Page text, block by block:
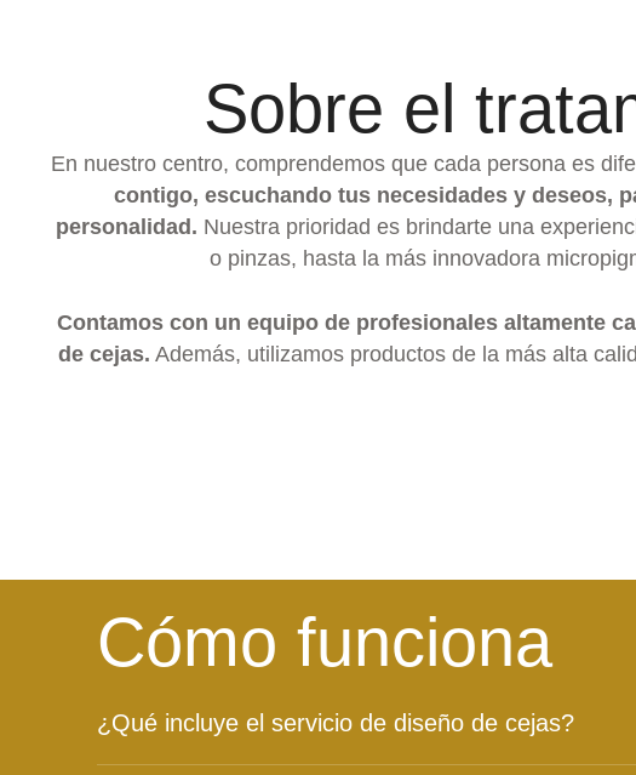
Sobre el
En nuestro centro, comprendemos que cada persona es
contigo, escuchando tus necesidades y deseos,
personalidad. Nuestra prioridad es brindarte una
o pinzas, hasta la más innovadora
Contamos con un equipo de profesionales altamente
de cejas. Además, utilizamos productos de la más alta
Cómo funciona
¿Qué incluye el servicio de diseño de cejas?